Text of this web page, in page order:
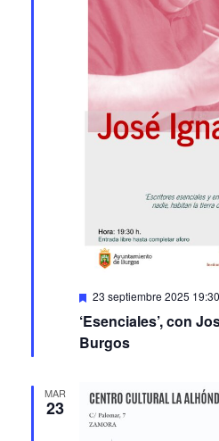
Featured
23 septiembre 2025 19:30
‘Esenciales’, con
Burgos
MAR
23